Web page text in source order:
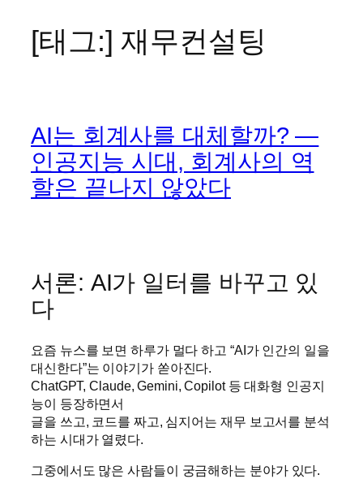
[태그:]재무컨설팅
AI는 회계사를 대체할까? —
인공지능 시대, 회계사의 역
할은 끝나지 않았다
서론: AI가 일터를 바꾸고 있
다
요즘 뉴스를 보면 하루가 멀다 하고 “AI가 인간의 일을
대신한다”는 이야기가 쏟아진다.
ChatGPT, Claude, Gemini, Copilot 등 대화형 인공지
능이 등장하면서
글을 쓰고, 코드를 짜고, 심지어는 재무 보고서를 분석
하는 시대가 열렸다.
그중에서도 많은 사람들이 궁금해하는 분야가 있다.